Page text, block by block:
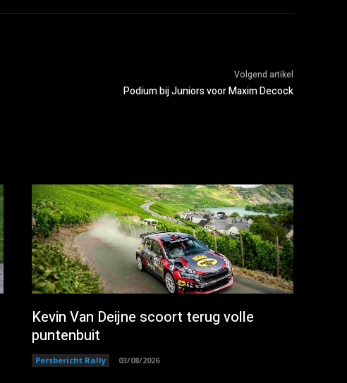
Volgend artikel
Podium bij Juniors voor Maxim Decock
Kevin Van Deijne scoort terug volle
puntenbuit
Persbericht Rally 03/08/2026